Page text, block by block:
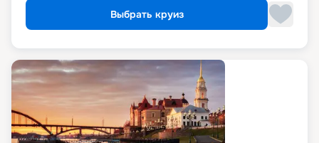
Выбрать круиз